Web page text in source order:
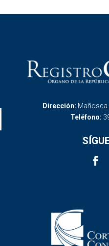
Dirección: Mañosca
Teléfono: